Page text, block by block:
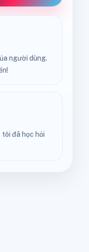
người dùng.
tôi đã học hỏi